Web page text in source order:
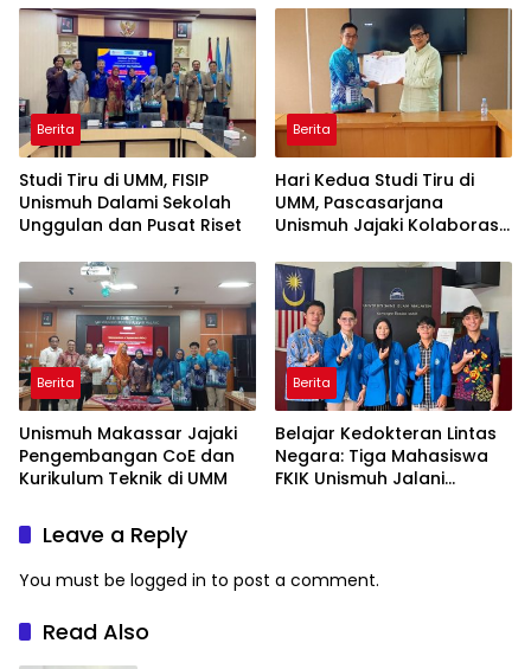
Tiru
Berita
Studi Tiru di UMM, FISIP
Unismuh Dalami Sekolah
Unggulan dan Pusat Riset
Berita
Hari Kedua Studi Tiru di
UMM, Pascasarjana
Unismuh Jajaki Kolaborasi
Berita
Unismuh Makassar Jajaki
Pengembangan CoE dan
Kurikulum Teknik di UMM
Berita
Belajar Kedokteran Lintas
Negara: Tiga Mahasiswa
FKIK Unismuh Jalani
Leave a Reply
You must be logged in to post a comment.
Read Also